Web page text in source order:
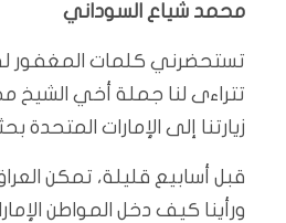
محمد شياع السوداني
تستحضرني كلمات المغفور له
تتراءى لنا جملة أخي الشيخ
زيارتنا إلى الإمارات
قبل أسابيع قليلة، تمكن
ورأينا كيف دخل المواطن